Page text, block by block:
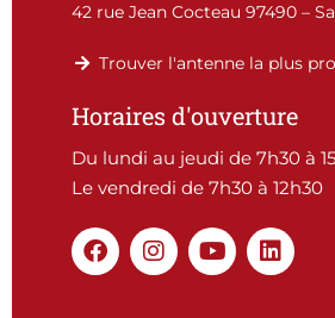
42 rue Jean Cocteau 97490 –
Trouver l'antenne la plus
Horaires d'ouverture
Du lundi au jeudi de 7h30 à
Le vendredi de 7h30 à 12h30
F
a
I
n
Y
o
L
i